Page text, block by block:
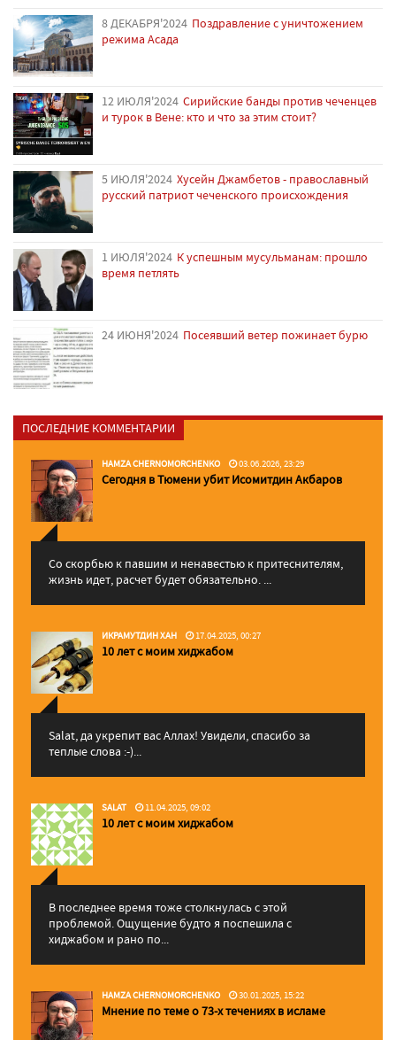
8 ДЕКАБРЯ'2024 Поздравление с уничтожением
режима Асада
12 ИЮЛЯ'2024 Сирийские банды против чеченцев
и турок в Вене: кто и что за этим стоит?
5 ИЮЛЯ'2024 Хусейн Джамбетов - православный
русский патриот чеченского происхождения
1 ИЮЛЯ'2024 К успешным мусульманам: прошло
время петлять
24 ИЮНЯ'2024 Посеявший ветер пожинает бурю
ПОСЛЕДНИЕ КОММЕНТАРИИ
HAMZA CHERNOMORCHENKO 03.06.2026, 23:29
Сегодня в Тюмени убит Исомитдин Акбаров
Со скорбью к павшим и ненавестью к притеснителям,
жизнь идет, расчет будет обязательно. ...
ИКРАМУТДИН ХАН 17.04.2025, 00:27
10 лет с моим хиджабом
Salat, да укрепит вас Аллаx! Увидели, спасибо за
теплые слова :-)...
SALAT 11.04.2025, 09:02
10 лет с моим хиджабом
В последнее время тоже столкнулась с этой
проблемой. Ощущение будто я поспешила с
хиджабом и рано по...
HAMZA CHERNOMORCHENKO 30.01.2025, 15:22
Мнение по теме о 73-х течениях в исламе